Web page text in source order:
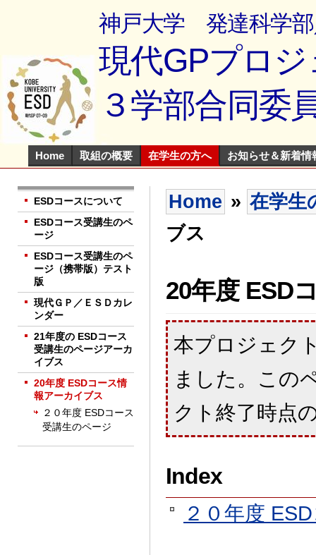
神戸大学 発達科学部
現代GPプロ
３学部合同委
Home 取組の概要 在学生の方へ お知らせ＆新着情
ESDコースについて
ESDコース受講生のペ
ージ
ESDコース受講生のペ
ージ（携帯版）テスト
版
現代ＧＰ／ＥＳＤカレ
ンダー
21年度の ESDコース
受講生のページアーカ
イブス
20年度 ESDコース情
報アーカイブス
２０年度 ESDコース
受講生のページ
Home » 在学生
ブス
20年度 ESD
本プロジェク
ました。この
クト終了時点
Index
２０年度